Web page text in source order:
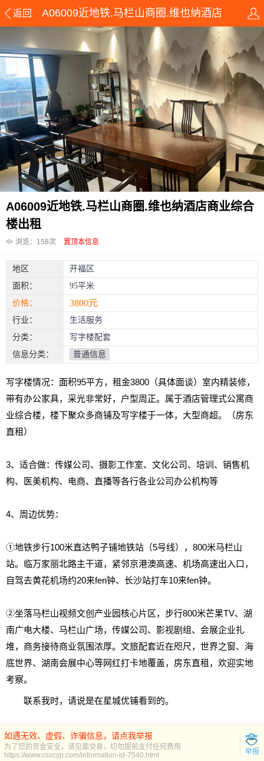
返回 A06009近地铁.马栏山商圈.维也纳酒店
商业综合楼出租
A06009近地铁.马栏山商圈.维也纳酒店商业综合
楼出租
浏览： 158次 置顶本信息
地区
开福区
面积：
95平米
价格：
3800元
行业：
生活服务
分类：
写字楼配套
信息分类：
普通信息
写字楼情况：面积95平方，租金3800（具体面谈）室内精装修，
带有办公家具，采光非常好，户型周正。属于酒店管理式公寓商
业综合楼，楼下聚众多商铺及写字楼于一体，大型商超。（房东
直租）
3、适合做：传媒公司、摄影工作室、文化公司、培训、销售机
构、医美机构、电商、直播等各行各业公司办公机构等
4、周边优势：
①地铁步行100米直达鸭子铺地铁站（5号线），800米马栏山
站。临万家丽北路主干道，紧邻京港澳高速、机场高速出入口，
自驾去黄花机场约20来fen钟、长沙站打车10来fen钟。
②坐落马栏山视频文创产业园核心片区，步行800米芒果TV、湖
南广电大楼、马栏山广场，传媒公司、影视剧组、会展企业扎
堆，商务接待商业氛围浓厚。文旅配套近在咫尺，世界之窗、海
底世界、湖南会展中心等网红打卡地覆盖，房东直租，欢迎实地
考察。
联系我时，请说是在星城优铺看到的。
如遇无效、虚假、诈骗信息，请点我举报
为了您的资金安全，请见面交易，切勿提前支付任何费用
举报
https://www.csxcyp.com/information-id-7540.html